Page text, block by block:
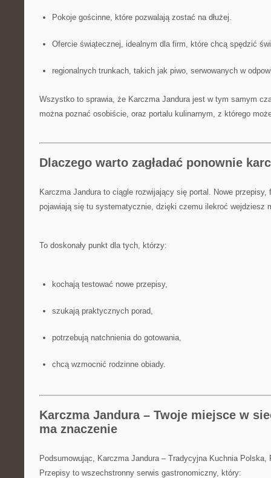
Pokoje gościnne, które pozwalają zostać na dłużej.
Ofercie świątecznej, idealnym dla firm, które chcą spędzić
regionalnych trunkach, takich jak piwo, serwowanych w
Wszystko to sprawia, że Karczma Jandura jest w tym samym
można poznać osobiście, oraz portalu kulinarnym, z którego
Dlaczego warto zagładać ponownie
Karczma Jandura to ciągle rozwijający się portal. Nowe przepisy,
pojawiają się tu systematycznie, dzięki czemu ilekroć wejdziesz
To doskonały punkt dla tych, którzy:
kochają testować nowe przepisy,
szukają praktycznych porad,
potrzebują natchnienia do gotowania,
chcą wzmocnić rodzinne obiady.
Karczma Jandura – Twoje miejsce w
ma znaczenie
Podsumowując, Karczma Jandura – Tradycyjna Kuchnia Polska,
Przepisy to wszechstronny serwis gastronomiczny, który: